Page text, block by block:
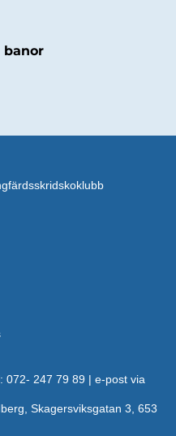
banor
072- 247 79 89 | e-post via
Skagersviksgatan 3, 653